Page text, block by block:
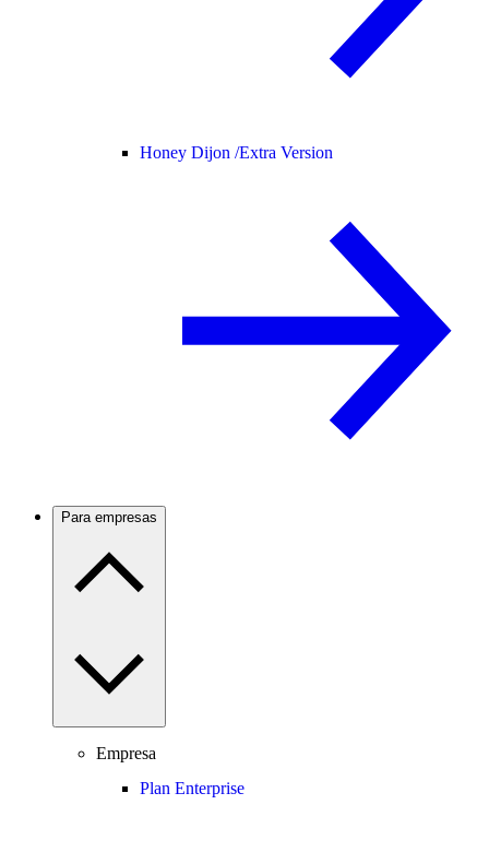
Honey Dijon /Extra Version
Para empresas
Empresa
Plan Enterprise